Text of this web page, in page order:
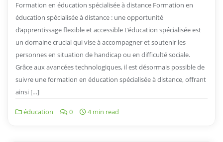
Formation en éducation spécialisée à distance Formation en
éducation spécialisée à distance : une opportunité
d’apprentissage flexible et accessible L’éducation spécialisée est
un domaine crucial qui vise à accompagner et soutenir les
personnes en situation de handicap ou en difficulté sociale.
Grâce aux avancées technologiques, il est désormais possible de
suivre une formation en éducation spécialisée à distance, offrant
ainsi […]
éducation 0 4 min read